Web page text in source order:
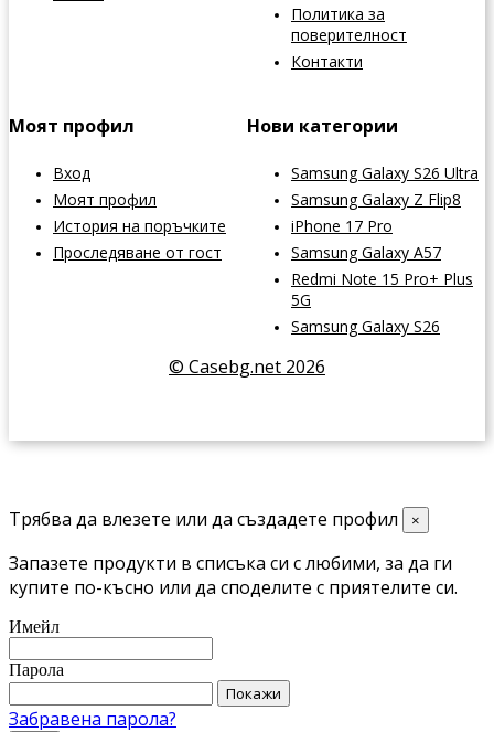
Политика за
поверителност
Контакти
Моят профил
Вход
Моят профил
История на поръчките
Проследяване от гост
Нови категории
Samsung Galaxy S26 Ultra
Samsung Galaxy Z Flip8
iPhone 17 Pro
Samsung Galaxy A57
Redmi Note 15 Pro+ Plus
5G
Samsung Galaxy S26
© Casebg.net 2026
Трябва да влезете или да създадете профил ×
Запазете продукти в списъка си с любими, за да ги
купите по-късно или да споделите с приятелите си.
Имейл
Парола
Покажи
Забравена парола?